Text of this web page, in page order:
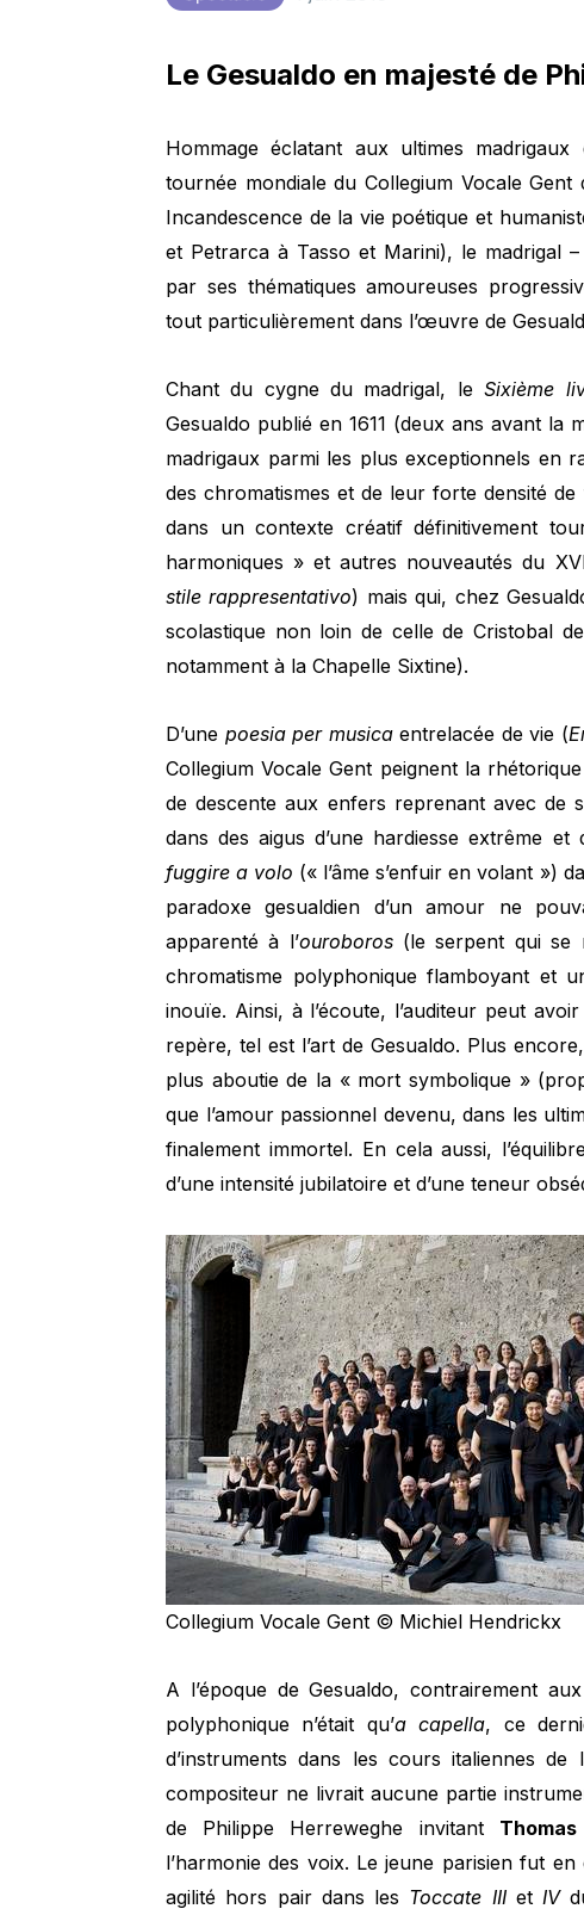
Le Gesualdo en majesté de
Hommage éclatant aux ultimes madrigaux
tournée mondiale du Collegium Vocale Gent
Incandescence de la vie poétique et
et Petrarca à Tasso et Marini), le madrigal
par ses thématiques amoureuses
tout particulièrement dans l’œuvre de
Chant du cygne du madrigal, leSixième
Gesualdo publié en 1611 (deux ans avant
madrigaux parmi les plus exceptionnels en
des chromatismes et de leur forte densité de
dans un contexte créatif définitivement
harmoniques » et autres nouveautés du
stile rappresentativo) mais qui, chez
scolastique non loin de celle de Cristobal
notamment à la Chapelle Sixtine).
D’une poesia per musicaentrelacée de vie (
Collegium Vocale Gent peignent la
de descente aux enfers reprenant avec de
dans des aigus d’une hardiesse extrême
fuggire a volo (« l’âme s’enfuir en volant »)
paradoxe gesualdien d’un amour ne
apparenté à l’ouroboros(le serpent qui se
chromatisme polyphonique flamboyant et
inouïe. Ainsi, à l’écoute, l’auditeur peut
repère, tel est l’art de Gesualdo. Plus
plus aboutie de la « mort symbolique »
que l’amour passionnel devenu, dans les
finalement immortel. En cela aussi,
d’une intensité jubilatoire et d’une teneur
Collegium Vocale Gent © Michiel Hendrickx
A l’époque de Gesualdo, contrairement
polyphonique n’était qu’a capella, ce
d’instruments dans les cours italiennes
compositeur ne livrait aucune partie
de Philippe Herreweghe invitant
l’harmonie des voix. Le jeune parisien fut
agilité hors pair dans les Toccate IIIetIV